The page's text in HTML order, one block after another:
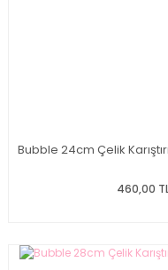
Bubble 24cm Çelik
460,00